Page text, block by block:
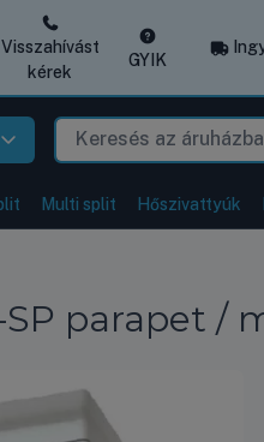
Visszahívást
kérek
GYIK
Multi split Hőszivattyúk
SP parapet